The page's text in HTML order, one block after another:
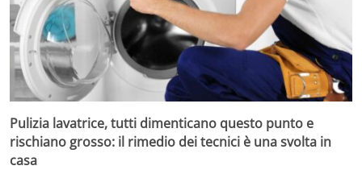
Pulizia lavatrice, tutti dimenticano questo punto e
rischiano grosso: il rimedio dei tecnici è una svolta in
casa